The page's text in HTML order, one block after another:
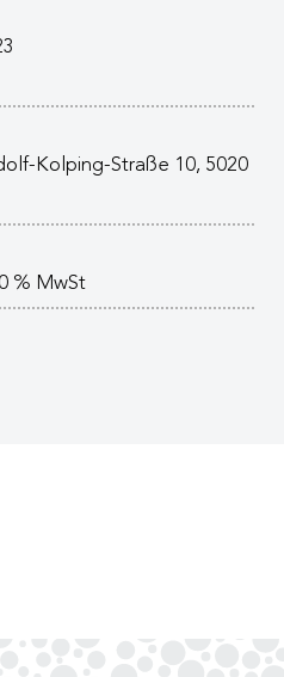
Kolping-Straße 10, 5020
% MwSt